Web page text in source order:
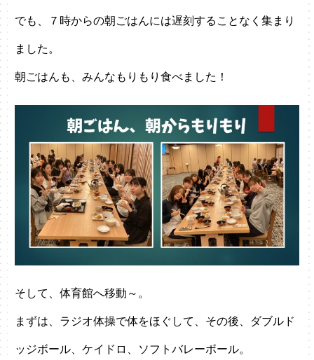
でも、７時からの朝ごはんには遅刻することなく集まり
ました。
朝ごはんも、みんなもりもり食べました！
そして、体育館へ移動～。
まずは、ラジオ体操で体をほぐして、その後、ダブルド
ッジボール、ケイドロ、ソフトバレーボール。